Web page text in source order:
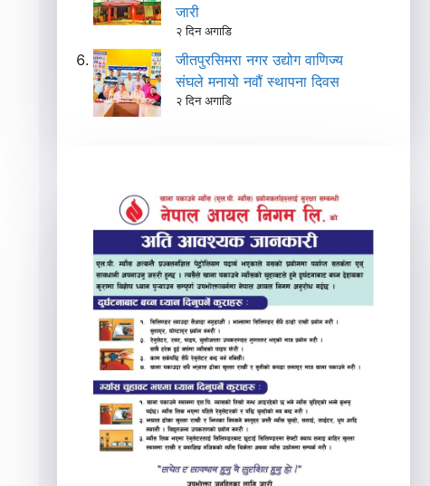
जारी
२ दिन अगाडि
जीतपुरसिमरा नगर उद्योग वाणिज्य
संघले मनायो नवौं स्थापना दिवस
२ दिन अगाडि